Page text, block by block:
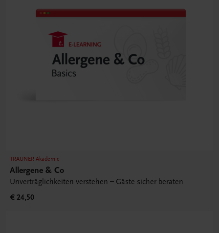
TRAUNER Akademie
Allergene & Co
Unverträglichkeiten verstehen – Gäste sicher beraten
€ 24,50